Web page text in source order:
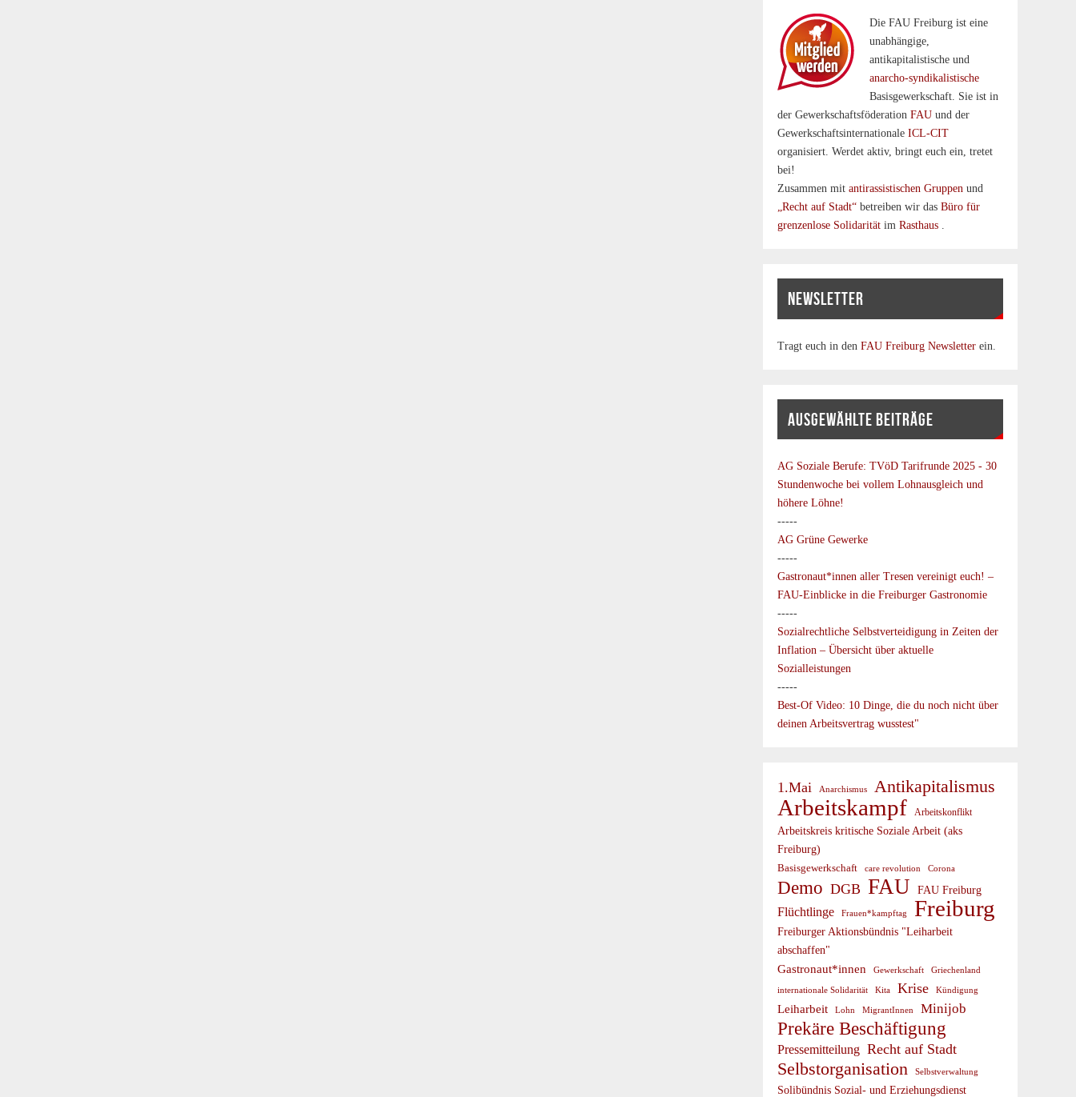
Die FAU Freiburg ist eine
un­abhängige,
antikapitalistische und
anarcho-syndikalistische
Basisgewerkschaft. Sie ist in
der GewerkschaftsföderationFAUund der
Gewerkschaftsinternationale ICL-CIT
organisiert. Werdet aktiv, bringt euch ein, tretet
bei!
Zusammen mitantirassistischen Gruppenund
„Recht auf Stadt“betreiben wir dasBüro für
grenzenlose SolidaritätimRasthaus
NEWSLETTER
Tragt euch in denFAU Freiburg Newsletter ein.
AUSGEWÄHLTE BEITRÄGE
AG Soziale Berufe:TVöD Tarifrunde 2025 - 30
Stundenwoche bei vollem Lohnausgleich und
höhere Löhne!
-----
AG Grüne Gewerke
-----
Gastronaut*innen aller Tresen vereinigt euch! –
FAU-Einblicke in die Freiburger Gastronomie
-----
Sozialrechtliche Selbstverteidigung in Zeiten der
Inflation – Übersicht über aktuelle
Sozialleistungen
-----
Best-Of Video: 10 Dinge, die du noch nicht über
deinen Arbeitsvertrag wusstest"
1.Mai Anarchismus Antikapitalismus
Arbeitskampf Arbeitskonflikt
Arbeitskreis kritische Soziale Arbeit (aks
Freiburg)
Basisgewerkschaft care revolution Corona
Demo DGB FAU FAU Freiburg
Flüchtlinge Frauen*kampftag Freiburg
Freiburger Aktionsbündnis "Leiharbeit
abschaffen"
Gastronaut*innen Gewerkschaft Griechenland
internationale Solidarität Kita Krise Kündigung
Leiharbeit Lohn MigrantInnen Minijob
Prekäre Beschäftigung
Pressemitteilung Recht auf Stadt
Selbstorganisation Selbstverwaltung
Solibündnis Sozial- und Erziehungsdienst